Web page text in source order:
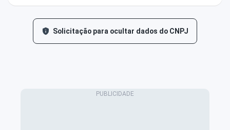
Solicitação para ocultar dados do CNPJ